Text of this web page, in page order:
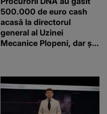
500.000 de euro cash
acasă la directorul
general al Uzinei
Mecanice Plopeni, dar și